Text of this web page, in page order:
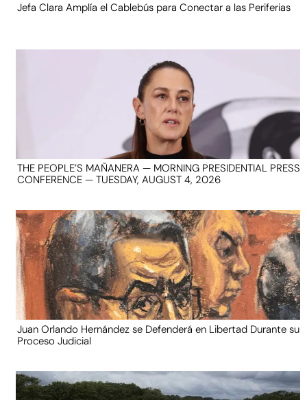
Jefa Clara Amplía el Cablebús para Conectar a las Periferias
THE PEOPLE’S MAÑANERA — MORNING PRESIDENTIAL PRESS
CONFERENCE — TUESDAY, AUGUST 4, 2026
Juan Orlando Hernández se Defenderá en Libertad Durante su
Proceso Judicial